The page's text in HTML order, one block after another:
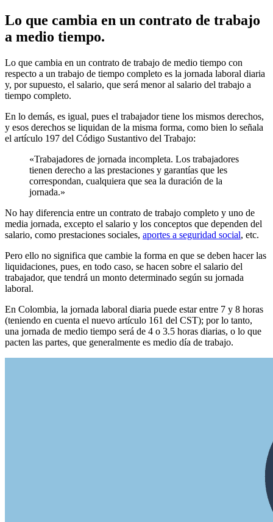
Lo que cambia en un contrato de trabajo
a medio tiempo.
Lo que cambia en un contrato de trabajo de medio tiempo con
respecto a un trabajo de tiempo completo es la jornada laboral diaria
y, por supuesto, el salario, que será menor al salario del trabajo a
tiempo completo.
En lo demás, es igual, pues el trabajador tiene los mismos derechos,
y esos derechos se liquidan de la misma forma, como bien lo señala
el artículo 197 del Código Sustantivo del Trabajo:
«Trabajadores de jornada incompleta. Los trabajadores
tienen derecho a las prestaciones y garantías que les
correspondan, cualquiera que sea la duración de la
jornada.»
No hay diferencia entre un contrato de trabajo completo y uno de
media jornada, excepto el salario y los conceptos que dependen del
salario, como prestaciones sociales, aportes a seguridad social, etc.
Pero ello no significa que cambie la forma en que se deben hacer las
liquidaciones, pues, en todo caso, se hacen sobre el salario del
trabajador, que tendrá un monto determinado según su jornada
laboral.
En Colombia, la jornada laboral diaria puede estar entre 7 y 8 horas
(teniendo en cuenta el nuevo artículo 161 del CST); por lo tanto,
una jornada de medio tiempo será de 4 o 3.5 horas diarias, o lo que
pacten las partes, que generalmente es medio día de trabajo.